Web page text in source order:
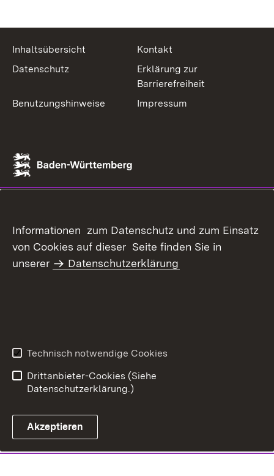
Inhaltsübersicht
Kontakt
Datenschutz
Erklärung zur
Barrierefreiheit
Benutzungshinweise
Impressum
Informationen zum Datenschutz und zum Einsatz
von Cookies auf dieser Seite finden Sie in
unserer
Datenschutzerklärung
Technisch notwendige Cookies
Drittanbieter-Cookies (Siehe
Datenschutzerklärung.)
Akzeptieren